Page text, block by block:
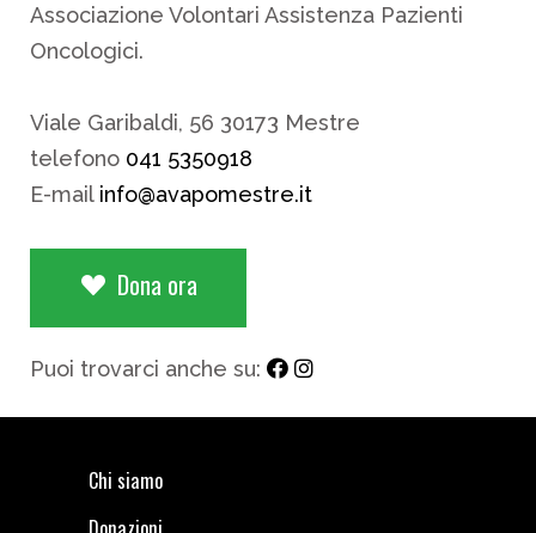
Associazione Volontari Assistenza Pazienti
Oncologici.
Viale Garibaldi, 56 30173 Mestre
telefono 041 5350918
E-mail info@avapomestre.it
Dona ora
Puoi trovarci anche su:
Chi siamo